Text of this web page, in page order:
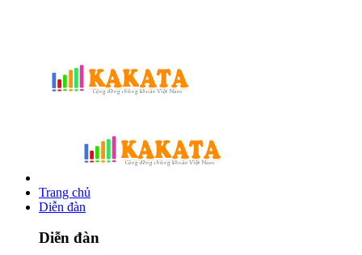
Trang chủ
Diễn đàn
Diễn đàn